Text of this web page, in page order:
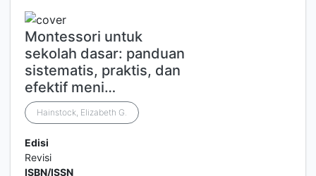
Montessori untuk
sekolah dasar: panduan
sistematis, praktis, dan
efektif meni…
Hainstock, Elizabeth G.
Edisi
Revisi
ISBN/ISSN